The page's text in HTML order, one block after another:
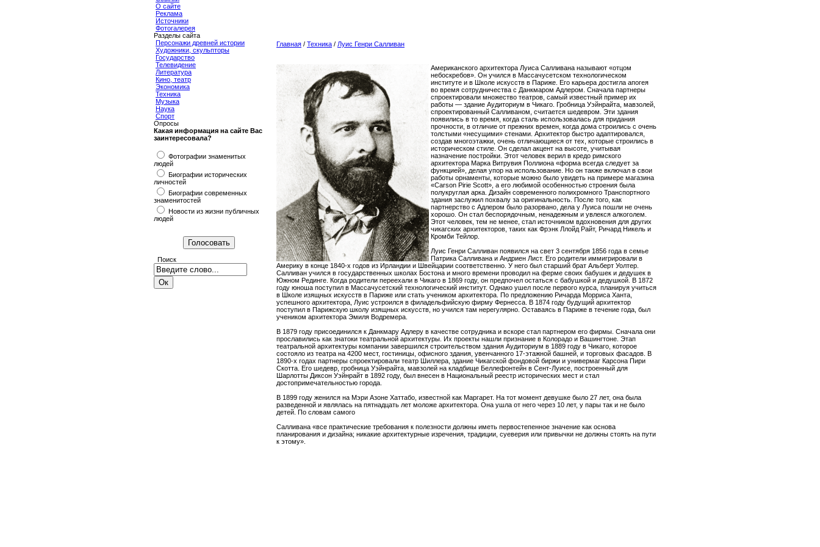
О сайте
Реклама
Источники
Фотогалерея
Разделы сайта
Персонажи древней истории
Художники, скульпторы
Государство
Телевидение
Литература
Кино, театр
Экономика
Техника
Музыка
Наука
Спорт
Опросы
Какая информация на сайте Вас
заинтересовала?
Фотографии знаменитых
людей
Биографии исторических
личностей
Биографии современных
знаменитостей
Новости из жизни публичных
людей
Поиск
Главная / Техника / Луис Генри Салливан
Американского архитектора Луиса Салливана называют «отцом
небоскребов». Он учился в Массачусетском технологическом
институте и в Школе искусств в Париже. Его карьера достигла апогея
во время сотрудничества с Данкмаром Адлером. Сначала партнеры
спроектировали множество театров, самый известный пример их
работы — здание Аудиториум в Чикаго. Гробница Уэйнрайта, мавзолей,
спроектированный Салливаном, считается шедевром. Эти здания
появились в то время, когда сталь использовалась для придания
прочности, в отличие от прежних времен, когда дома строились с очень
толстыми «несущими» стенами. Архитектор быстро адаптировался,
создав многоэтажки, очень отличающиеся от тех, которые строились в
историческом стиле. Он сделал акцент на высоте, учитывая
назначение постройки. Этот человек верил в кредо римского
архитектора Марка Витрувия Поллиона «форма всегда следует за
функцией», делая упор на использование. Но он также включал в свои
работы орнаменты, которые можно было увидеть на примере магазина
«Carson Pirie Scott», а его любимой особенностью строения была
полукруглая арка. Дизайн современного полихромного Транспортного
здания заслужил похвалу за оригинальность. После того, как
партнерство с Адлером было разорвано, дела у Луиса пошли не очень
хорошо. Он стал беспорядочным, ненадежным и увлекся алкоголем.
Этот человек, тем не менее, стал источником вдохновения для других
чикагских архитекторов, таких как Фрэнк Ллойд Райт, Ричард Никель и
Кромби Тейлор.
Луис Генри Салливан появился на свет 3 сентября 1856 года в семье
Патрика Салливана и Андриен Лист. Его родители иммигрировали в
Америку в конце 1840-х годов из Ирландии и Швейцарии соответственно. У него был старший брат Альберт Уолтер.
Салливан учился в государственных школах Бостона и много времени проводил на ферме своих бабушек и дедушек в
Южном Рединге. Когда родители переехали в Чикаго в 1869 году, он предпочел остаться с бабушкой и дедушкой. В 1872
году юноша поступил в Массачусетский технологический институт. Однако ушел после первого курса, планируя учиться
в Школе изящных искусств в Париже или стать учеником архитектора. По предложению Ричарда Морриса Ханта,
успешного архитектора, Луис устроился в филадельфийскую фирму Фернесса. В 1874 году будущий архитектор
поступил в Парижскую школу изящных искусств, но учился там нерегулярно. Оставаясь в Париже в течение года, был
учеником архитектора Эмиля Водремера.
В 1879 году присоединился к Данкмару Адлеру в качестве сотрудника и вскоре стал партнером его фирмы. Сначала они
прославились как знатоки театральной архитектуры. Их проекты нашли признание в Колорадо и Вашингтоне. Этап
театральной архитектуры компании завершился строительством здания Аудиториум в 1889 году в Чикаго, которое
состояло из театра на 4200 мест, гостиницы, офисного здания, увенчанного 17-этажной башней, и торговых фасадов. В
1890-х годах партнеры спроектировали театр Шиллера, здание Чикагской фондовой биржи и универмаг Карсона Пири
Скотта. Его шедевр, гробница Уэйнрайта, мавзолей на кладбище Беллефонтейн в Сент-Луисе, построенный для
Шарлотты Диксон Уэйнрайт в 1892 году, был внесен в Национальный реестр исторических мест и стал
достопримечательностью города.
В 1899 году женился на Мэри Азоне Хаттабо, известной как Маргарет. На тот момент девушке было 27 лет, она была
разведенной и являлась на пятнадцать лет моложе архитектора. Она ушла от него через 10 лет, у пары так и не было
детей. По словам самого
Салливана «все практические требования к полезности должны иметь первостепенное значение как основа
планирования и дизайна; никакие архитектурные изречения, традиции, суеверия или привычки не должны стоять на пути
к этому».